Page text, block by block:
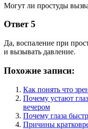
Могут ли простуды
Ответ 5
Да, воспаление при
и вызывать давление.
Похожие записи:
Как понять что
Почему устают
вечером
Почему глаза
Причины